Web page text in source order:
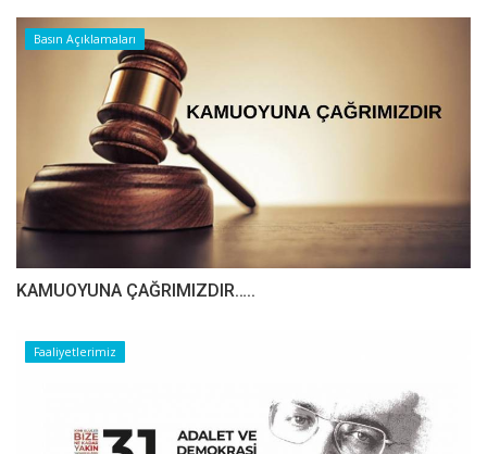
Basın Açıklamaları
​​​​​​​KAMUOYUNA ÇAĞRIMIZDIR…..
Faaliyetlerimiz